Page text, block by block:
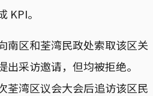
KPI。
南区和荃湾民政处索取该区关
采访邀请，但均被拒绝。
荃湾区议会大会后追访该区民